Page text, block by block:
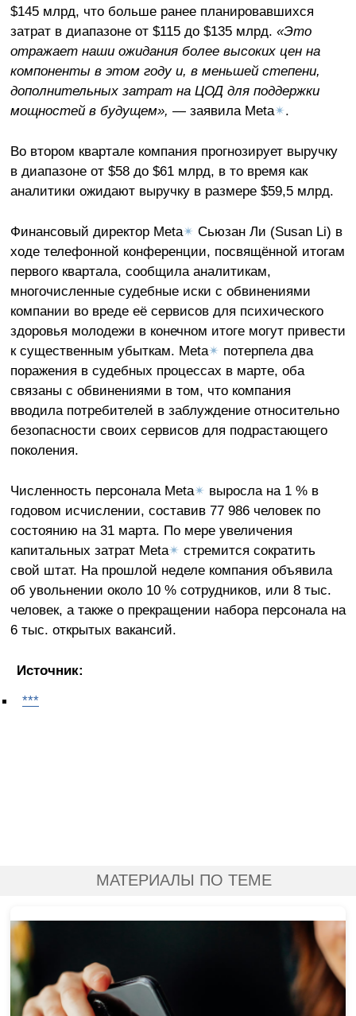
$145 млрд, что больше ранее планировавшихся
затрат в диапазоне от $115 до $135 млрд. «Это
отражает наши ожидания более высоких цен на
компоненты в этом году и, в меньшей степени,
дополнительных затрат на ЦОД для поддержки
мощностей в будущем», —заявила Meta✴.
Во втором квартале компания прогнозирует выручку
в диапазоне от $58 до $61 млрд, в то время как
аналитики ожидают выручку в размере $59,5 млрд.
Финансовый директор Meta✴ Сьюзан Ли (Susan Li) в
ходе телефонной конференции, посвящённой итогам
первого квартала, сообщила аналитикам,
многочисленные судебные иски с обвинениями
компании во вреде её сервисов для психического
здоровья молодежи в конечном итоге могут привести
к существенным убыткам. Meta✴ потерпела два
поражения в судебных процессах в марте, оба
связаны с обвинениями в том, что компания
вводила потребителей в заблуждение относительно
безопасности своих сервисов для подрастающего
поколения.
Численность персонала Meta✴ выросла на 1 % в
годовом исчислении, составив 77 986 человек по
состоянию на 31 марта. По мере увеличения
капитальных затрат Meta✴ стремится сократить
свой штат. На прошлой неделе компания объявила
об увольнении около 10 % сотрудников, или 8 тыс.
человек, а также о прекращении набора персонала на
6 тыс. открытых вакансий.
Источник:
***
МАТЕРИАЛЫ ПО ТЕМЕ